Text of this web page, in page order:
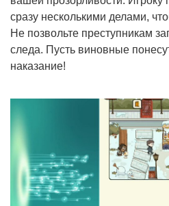
сразу несколькими делами,
Не позвольте преступникам
следа. Пусть виновные
наказание!